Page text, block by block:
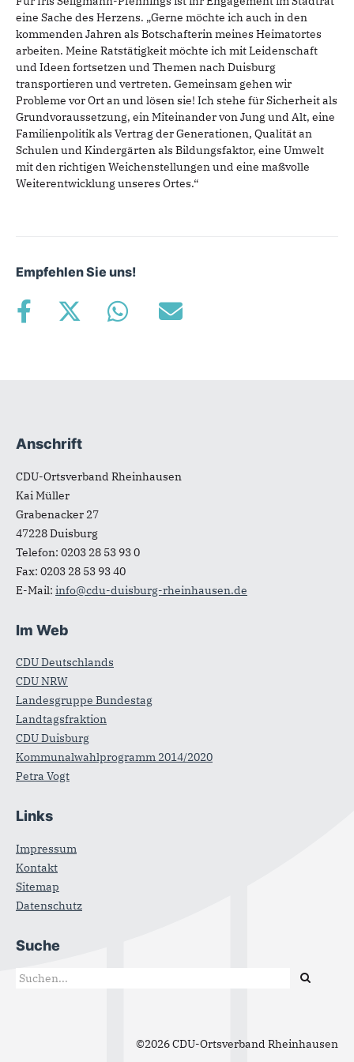
eine Sache des Herzens. „Gerne möchte ich auch in den
kommenden Jahren als Botschafterin meines Heimatortes
arbeiten. Meine Ratstätigkeit möchte ich mit Leidenschaft
und Ideen fortsetzen und Themen nach Duisburg
transportieren und vertreten. Gemeinsam gehen wir
Probleme vor Ort an und lösen sie! Ich stehe für Sicherheit als
Grundvoraussetzung, ein Miteinander von Jung und Alt, eine
Familienpolitik als Vertrag der Generationen, Qualität an
Schulen und Kindergärten als Bildungsfaktor, eine Umwelt
mit den richtigen Weichenstellungen und eine maßvolle
Weiterentwicklung unseres Ortes.“
Empfehlen Sie uns!
Fußbereich
Anschrift
CDU-Ortsverband Rheinhausen
Kai Müller
Grabenacker 27
47228Duisburg
Telefon: 0203 28 53 93 0
Fax: 0203 28 53 93 40
E-Mail: info@cdu-duisburg-rheinhausen.de
Im Web
CDU Deutschlands
CDU NRW
Landesgruppe Bundestag
Landtagsfraktion
CDU Duisburg
Kommunalwahlprogramm 2014/2020
Petra Vogt
Links
Impressum
Kontakt
Sitemap
Datenschutz
Suche
Suchformular
Suche
©2026 CDU-Ortsverband Rheinhausen